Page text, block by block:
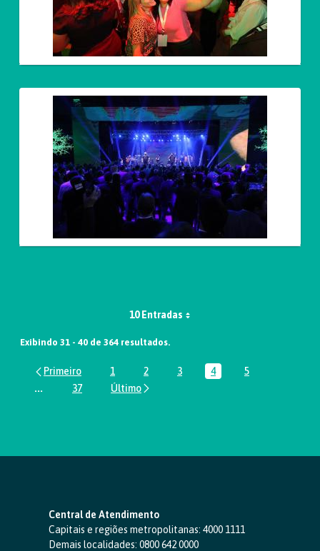
10 Entradas
Exibindo 31 - 40 de 364 resultados.
Página
1 Página
2 Página
3 Página
4 Página
5
...Páginas intermediárias Usar ABA para navegar.
Página
37
Central de Atendimento
Capitais e regiões metropolitanas: 4000 1111
Demais localidades: 0800 642 0000